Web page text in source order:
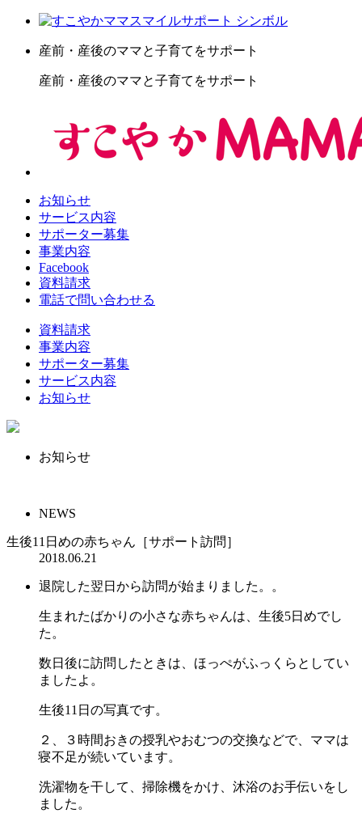
産前・産後のママと子育てをサポート
産前・産後のママと子育てをサポート
お知らせ
サービス内容
サポーター募集
事業内容
Facebook
資料請求
電話で問い合わせる
資料請求
事業内容
サポーター募集
サービス内容
お知らせ
お知らせ
NEWS
生後11日めの赤ちゃん［サポート訪問］
2018.06.21
退院した翌日から訪問が始まりました。。
生まれたばかりの小さな赤ちゃんは、生後5日めでし
た。
数日後に訪問したときは、ほっぺがふっくらとしてい
ましたよ。
生後11日の写真です。
２、３時間おきの授乳やおむつの交換などで、ママは
寝不足が続いています。
洗濯物を干して、掃除機をかけ、沐浴のお手伝いをし
ました。